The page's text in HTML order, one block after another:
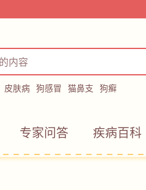
皮肤病 狗感冒 猫鼻支 狗癣
专家问答 疾病百科